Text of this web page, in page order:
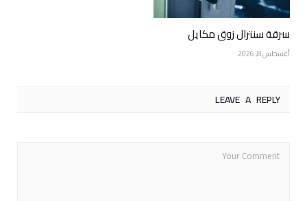
سرقة سنترال زوق مكايل
أغسطس 8, 2026
LEAVE A REPLY